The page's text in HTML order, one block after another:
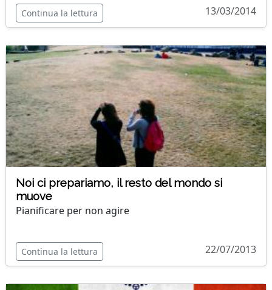
Continua la lettura 13/03/2014
Noi ci prepariamo, il resto del mondo si
muove
Pianificare per non agire
Continua la lettura 22/07/2013